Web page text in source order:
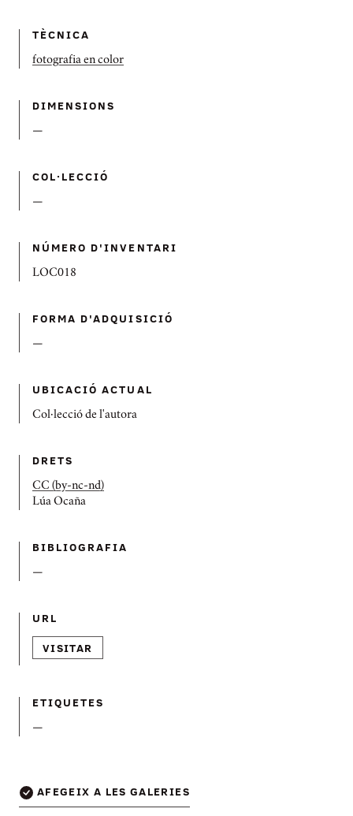
TÈCNICA
fotografia en color
DIMENSIONS
—
COL·LECCIÓ
—
NÚMERO D'INVENTARI
LOC018
FORMA D'ADQUISICIÓ
—
UBICACIÓ ACTUAL
Col·lecció de l'autora
DRETS
CC (by-nc-nd)
Lúa Ocaña
BIBLIOGRAFIA
—
URL
VISITAR
ETIQUETES
—
AFEGEIX A LES GALERIES